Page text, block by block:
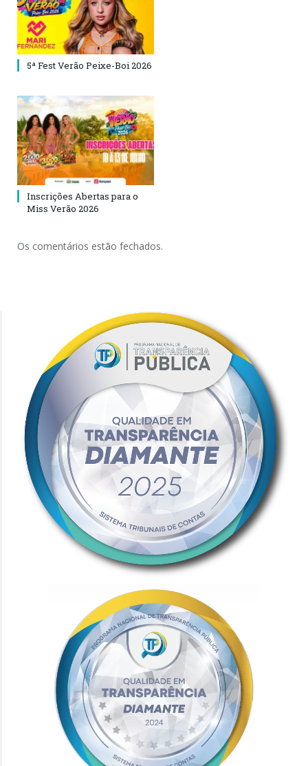
5ª Fest Verão Peixe-Boi 2026
Inscrições Abertas para o
Miss Verão 2026
Os comentários estão fechados.